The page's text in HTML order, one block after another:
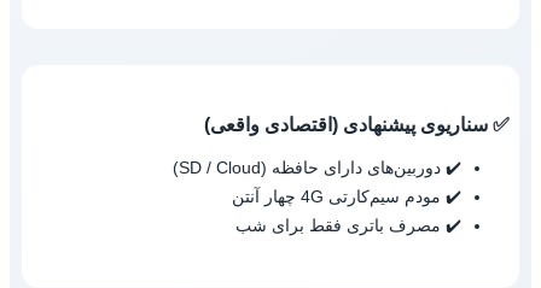
✅ سناریوی پیشنهادی (اقتصادی واقعی)
✔️ دوربین‌های دارای حافظه (SD / Cloud)
✔️ مودم سیم‌کارتی 4G چهار آنتن
✔️ مصرف باتری فقط برای شب